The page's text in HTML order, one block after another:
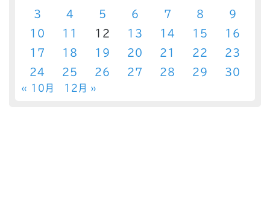
3
4 5 6 7 8
9
10
11 12 13 14 15
16
17
18 19 20 21 22
23
24
25 26 27 28 29 30
« 10月 12月 »